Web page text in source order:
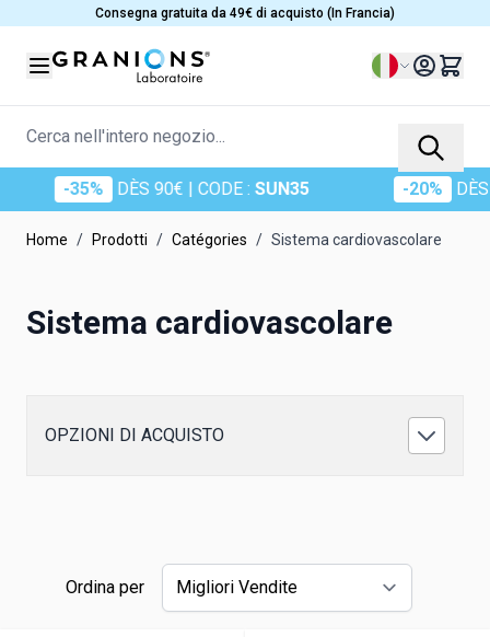
Salta al contenutoConsegna gratuita da 49€ di acquisto (In Francia)
Lingua
Cerca nell'intero negozio...
-35% DÈS 90€| CODE :SUN35 -20% DÈS
Home / Prodotti / Catégories / Sistema cardiovascolare
Sistema cardiovascolare
OPZIONI DI ACQUISTO
Ordina per